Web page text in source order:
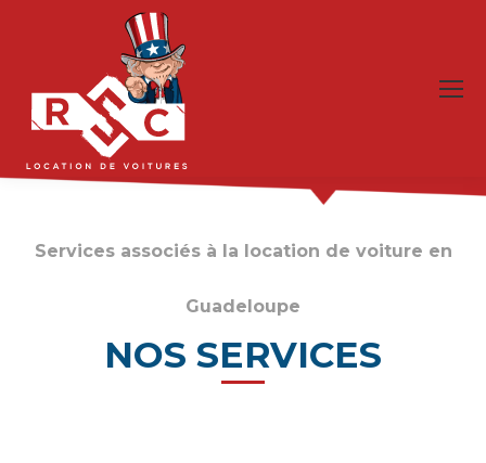
Services associés à la location de voiture en
Guadeloupe
NOS SERVICES